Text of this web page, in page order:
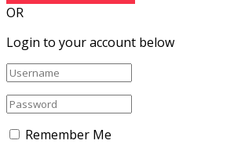
OR
Login to your account below
Remember Me